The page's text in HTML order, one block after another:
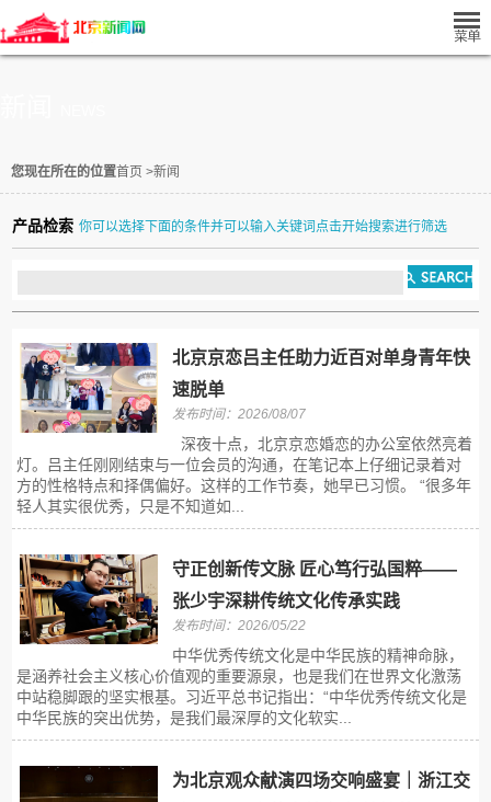
您现在所在的位置首页 >新闻
产品检索 你可以选择下面的条件并可以输入关键词点击开始搜索进行筛选
北京京恋吕主任助力近百对单身青年快
速脱单
发布时间：2026/08/07
深夜十点，北京京恋婚恋的办公室依然亮着
灯。吕主任刚刚结束与一位会员的沟通，在笔记本上仔细记录着对
方的性格特点和择偶偏好。这样的工作节奏，她早已习惯。 “很多年
轻人其实很优秀，只是不知道如...
守正创新传文脉 匠心笃行弘国粹——
张少宇深耕传统文化传承实践
发布时间：2026/05/22
中华优秀传统文化是中华民族的精神命脉，
是涵养社会主义核心价值观的重要源泉，也是我们在世界文化激荡
中站稳脚跟的坚实根基。习近平总书记指出：“中华优秀传统文化是
中华民族的突出优势，是我们最深厚的文化软实...
为北京观众献演四场交响盛宴｜浙江交